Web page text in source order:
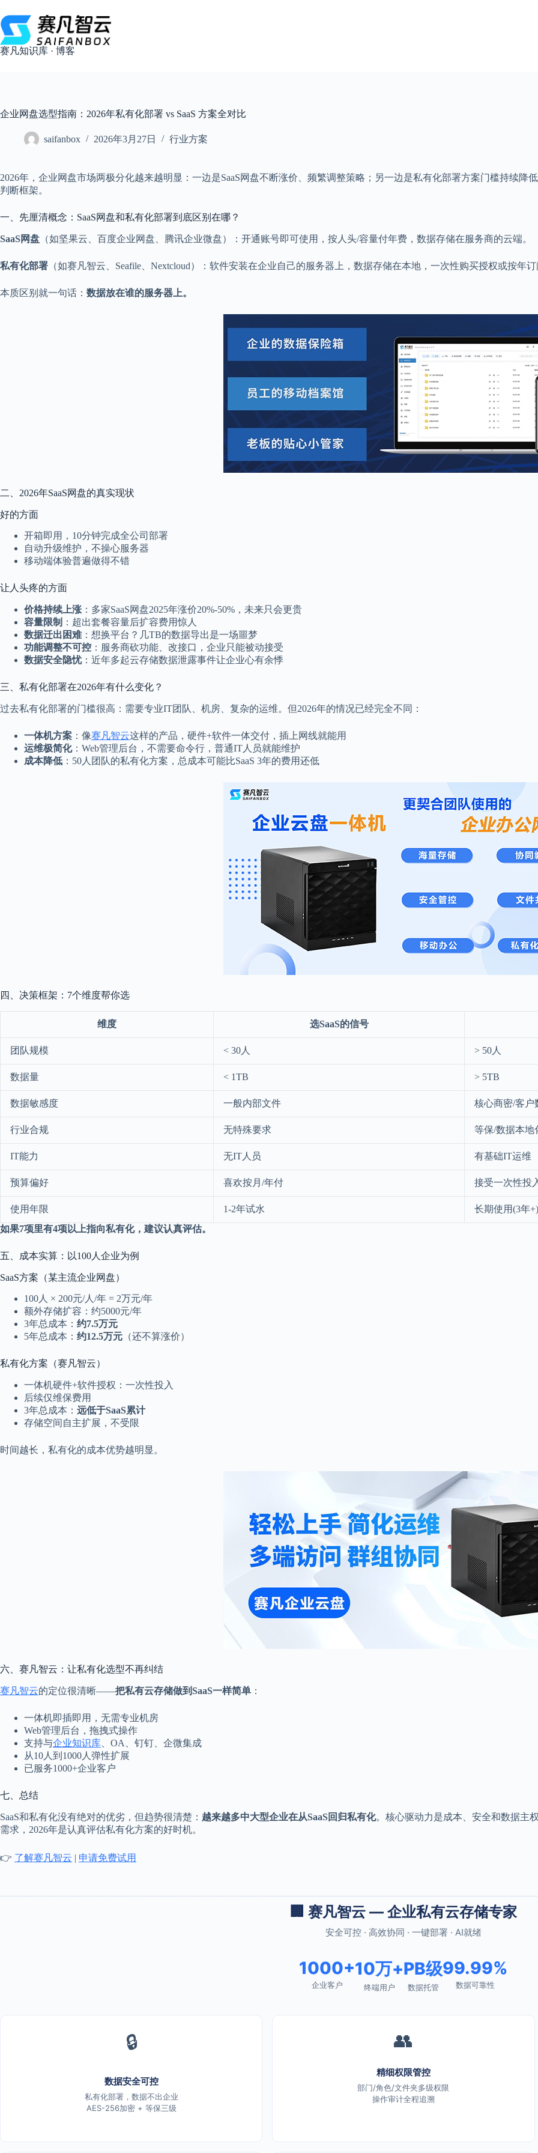
过
内
容
赛凡知识库 · 博客
企业网盘选型指南：2026年私有化部署 vs SaaS 方案全对比
saifanbox 2026年3月27日 行业方案
2026年，企业网盘市场两极分化越来越明显：一边是SaaS网盘不断涨价、频繁调整策略；另一边是私有化部署方案门槛持续降低
判断框架。
一、先厘清概念：SaaS网盘和私有化部署到底区别在哪？
SaaS网盘 （如坚果云、百度企业网盘、腾讯企业微盘）：开通账号即可使用，按人头/容量付年费，数据存储在服务商的云端。
私有化部署 （如赛凡智云、Seafile、Nextcloud）：软件安装在企业自己的服务器上，数据存储在本地，一次性购买授权或按年订
本质区别就一句话： 数据放在谁的服务器上。
二、2026年SaaS网盘的真实现状
好的方面
开箱即用，10分钟完成全公司部署
自动升级维护，不操心服务器
移动端体验普遍做得不错
让人头疼的方面
价格持续上涨 ：多家SaaS网盘2025年涨价20%-50%，未来只会更贵
容量限制 ：超出套餐容量后扩容费用惊人
数据迁出困难：想换平台？几TB的数据导出是一场噩梦
功能调整不可控 ：服务商砍功能、改接口，企业只能被动接受
数据安全隐忧：近年多起云存储数据泄露事件让企业心有余悸
三、私有化部署在2026年有什么变化？
过去私有化部署的门槛很高：需要专业IT团队、机房、复杂的运维。但2026年的情况已经完全不同：
一体机方案 ：像赛凡智云这样的产品，硬件+软件一体交付，插上网线就能用
运维极简化：Web管理后台，不需要命令行，普通IT人员就能维护
成本降低 ：50人团队的私有化方案，总成本可能比SaaS 3年的费用还低
四、决策框架：7个维度帮你选
维度 选SaaS的信号
团队规模 < 30人 > 50人
数据量 < 1TB > 5TB
数据敏感度 一般内部文件 核心商密/客户
行业合规 无特殊要求 等保/数据本地
IT能力 无IT人员 有基础IT运维
预算偏好 喜欢按月/年付 接受一次性投
使用年限 1-2年试水
长期使用(3年+)
如果7项里有4项以上指向私有化，建议认真评估。
五、成本实算：以100人企业为例
SaaS方案（某主流企业网盘）
100人 × 200元/人/年 = 2万元/年
额外存储扩容：约5000元/年
3年总成本： 约7.5万元
5年总成本： 约12.5万元 （还不算涨价）
私有化方案（赛凡智云）
一体机硬件+软件授权：一次性投入
后续仅维保费用
3年总成本： 远低于SaaS累计
存储空间自主扩展，不受限
时间越长，私有化的成本优势越明显。
六、赛凡智云：让私有化选型不再纠结
赛凡智云的定位很清晰——把私有云存储做到SaaS一样简单 ：
一体机即插即用，无需专业机房
Web管理后台，拖拽式操作
支持与企业知识库 、OA、钉钉、企微集成
从10人到1000人弹性扩展
已服务1000+企业客户
七、总结
SaaS和私有化没有绝对的优劣，但趋势很清楚： 越来越多中大型企业在从SaaS回归私有化。核心驱动力是成本、安全和数据主
需求，2026年是认真评估私有化方案的好时机。
👉 了解赛凡智云 | 申请免费试用
🏢 赛凡智云 — 企业私有云存储专家
安全可控 · 高效协同 · 一键部署 · AI就绪
1000+
企业客户
10万+
终端用户
PB级
数据托管
99.99%
数据可靠性
🔒
数据安全可控
私有化部署，数据不出企业
AES-256加密 + 等保三级
👥
精细权限管控
部门/角色/文件夹多级权限
操作审计全程追溯